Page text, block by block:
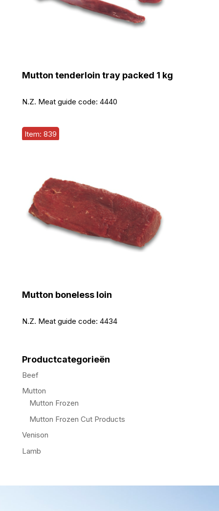
Mutton tenderloin tray packed 1 kg
N.Z. Meat guide code: 4440
Item: 839
Mutton boneless loin
N.Z. Meat guide code: 4434
Productcategorieën
Beef
Mutton
Mutton Frozen
Mutton Frozen Cut Products
Venison
Lamb